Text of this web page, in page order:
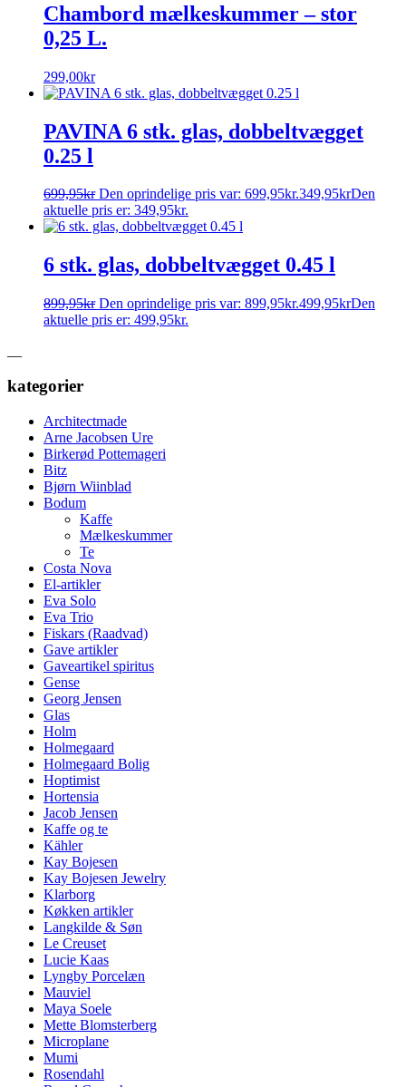
Chambord mælkeskummer – stor
0,25 L.
299,00kr
PAVINA 6 stk. glas, dobbeltvægget
0.25 l
699,95kr Den oprindelige pris var: 699,95kr.349,95krDen
aktuelle pris er: 349,95kr.
6 stk. glas, dobbeltvægget 0.45 l
899,95kr Den oprindelige pris var: 899,95kr.499,95krDen
aktuelle pris er: 499,95kr.
kategorier
Architectmade
Arne Jacobsen Ure
Birkerød Pottemageri
Bitz
Bjørn Wiinblad
Bodum
Kaffe
Mælkeskummer
Te
Costa Nova
El-artikler
Eva Solo
Eva Trio
Fiskars (Raadvad)
Gave artikler
Gaveartikel spiritus
Gense
Georg Jensen
Glas
Holm
Holmegaard
Holmegaard Bolig
Hoptimist
Hortensia
Jacob Jensen
Kaffe og te
Kähler
Kay Bojesen
Kay Bojesen Jewelry
Klarborg
Køkken artikler
Langkilde & Søn
Le Creuset
Lucie Kaas
Lyngby Porcelæn
Mauviel
Maya Soele
Mette Blomsterberg
Microplane
Mumi
Rosendahl